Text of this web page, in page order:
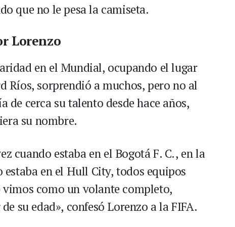
que no le pesa la camiseta.
Lorenzo
en el Mundial, ocupando el lugar
Ríos, sorprendió a muchos, pero no al
de cerca su talento desde hace años,
su nombre.
cuando estaba en el Bogotá F. C., en la
en el Hull City, todos equipos
como un volante completo,
su edad», confesó Lorenzo a la FIFA.